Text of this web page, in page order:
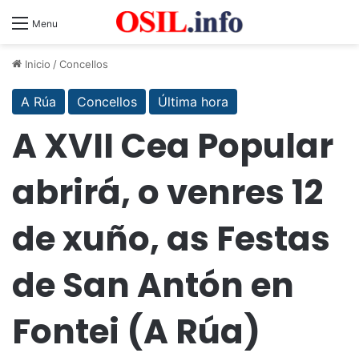
Menu
Inicio /Concellos
A Rúa Concellos Última hora
A XVII Cea Popular
abrirá, o venres 12
de xuño, as Festas
de San Antón en
Fontei (A Rúa)